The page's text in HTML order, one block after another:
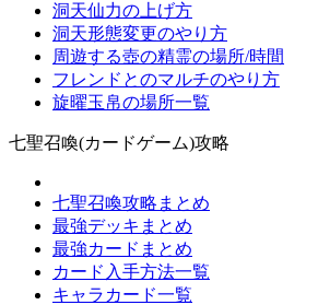
洞天仙力の上げ方
洞天形態変更のやり方
周遊する壺の精霊の場所/時間
フレンドとのマルチのやり方
旋曜玉帛の場所一覧
七聖召喚(カードゲーム)攻略
七聖召喚攻略まとめ
最強デッキまとめ
最強カードまとめ
カード入手方法一覧
キャラカード一覧